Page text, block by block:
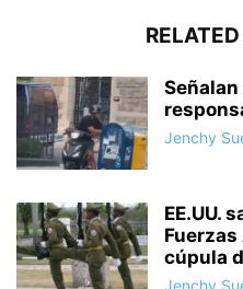
Jenchy
EE.UU.
cúpula